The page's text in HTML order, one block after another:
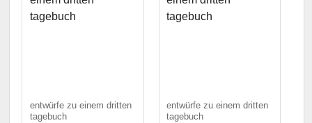
entwürfe zu einem dritten
tagebuch
entwürfe zu einem dritten
tagebuch